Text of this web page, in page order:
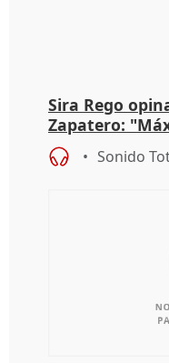
Sira Rego
Zapatero:
proceso judicial"
Sonido